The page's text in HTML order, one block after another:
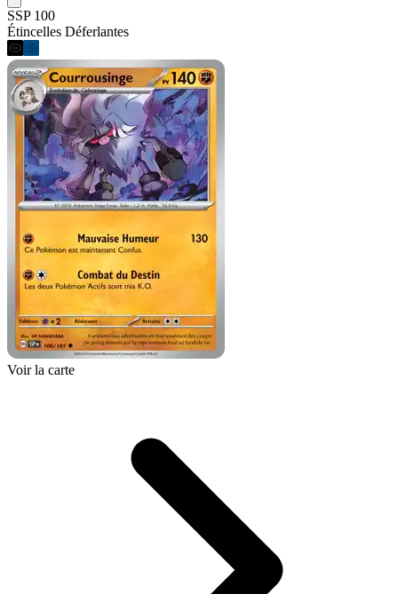
SSP 100
Étincelles Déferlantes
Voir la carte